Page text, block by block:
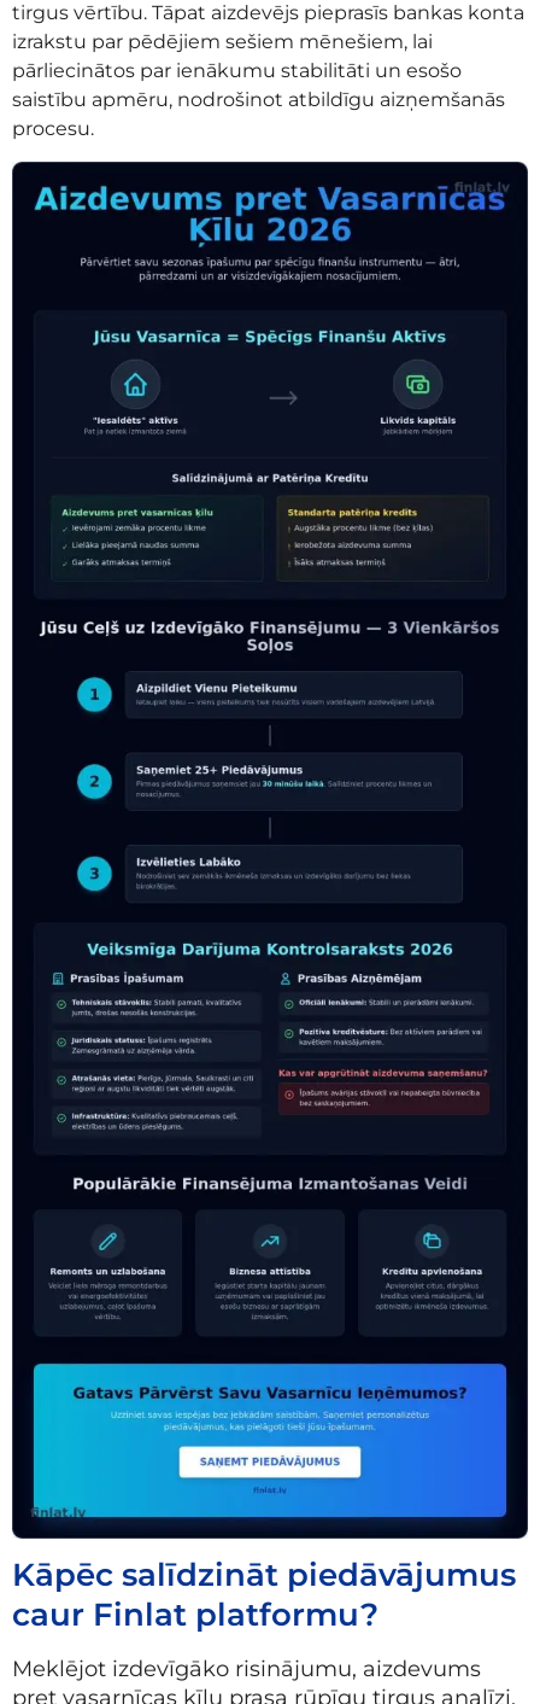
tirgus vērtību. Tāpat aizdevējs pieprasīs bankas konta
izrakstu par pēdējiem sešiem mēnešiem, lai
pārliecinātos par ienākumu stabilitāti un esošo
saistību apmēru, nodrošinot atbildīgu aizņemšanās
procesu.
Kāpēc salīdzināt piedāvājumus
caur Finlat platformu?
Meklējot izdevīgāko risinājumu, aizdevums
pret vasarnīcas ķīlu prasa rūpīgu tirgus analīzi,